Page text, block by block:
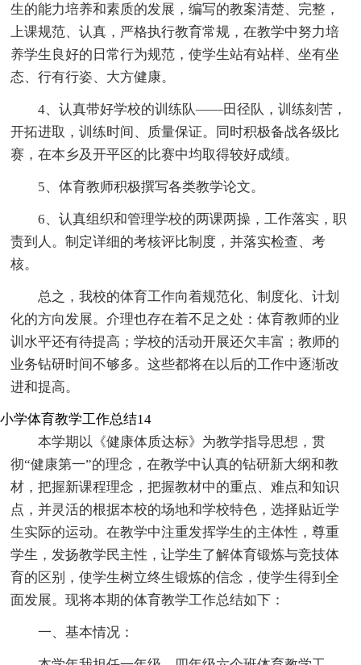
生的能力培养和素质的发展，编写的教案清楚、完整，
上课规范、认真，严格执行教育常规，在教学中努力培
养学生良好的日常行为规范，使学生站有站样、坐有坐
态、行有行姿、大方健康。
4、认真带好学校的训练队——田径队，训练刻苦，
开拓进取，训练时间、质量保证。同时积极备战各级比
赛，在本乡及开平区的比赛中均取得较好成绩。
5、体育教师积极撰写各类教学论文。
6、认真组织和管理学校的两课两操，工作落实，职
责到人。制定详细的考核评比制度，并落实检查、考
核。
总之，我校的体育工作向着规范化、制度化、计划
化的方向发展。介理也存在着不足之处：体育教师的业
训水平还有待提高；学校的活动开展还欠丰富；教师的
业务钻研时间不够多。这些都将在以后的工作中逐渐改
进和提高。
小学体育教学工作总结14
本学期以《健康体质达标》为教学指导思想，贯
彻“健康第一”的理念，在教学中认真的钻研新大纲和教
材，把握新课程理念，把握教材中的重点、难点和知识
点，并灵活的根据本校的场地和学校特色，选择贴近学
生实际的运动。在教学中注重发挥学生的主体性，尊重
学生，发扬教学民主性，让学生了解体育锻炼与竞技体
育的区别，使学生树立终生锻炼的信念，使学生得到全
面发展。现将本期的体育教学工作总结如下：
一、基本情况：